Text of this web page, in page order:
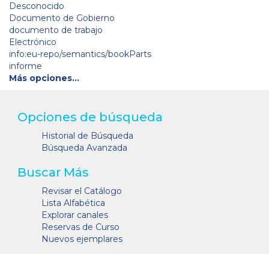
Desconocido
Documento de Gobierno
documento de trabajo
Electrónico
info:eu-repo/semantics/bookParts
informe
Más opciones…
Opciones de búsqueda
Historial de Búsqueda
Búsqueda Avanzada
Buscar Más
Revisar el Catálogo
Lista Alfabética
Explorar canales
Reservas de Curso
Nuevos ejemplares